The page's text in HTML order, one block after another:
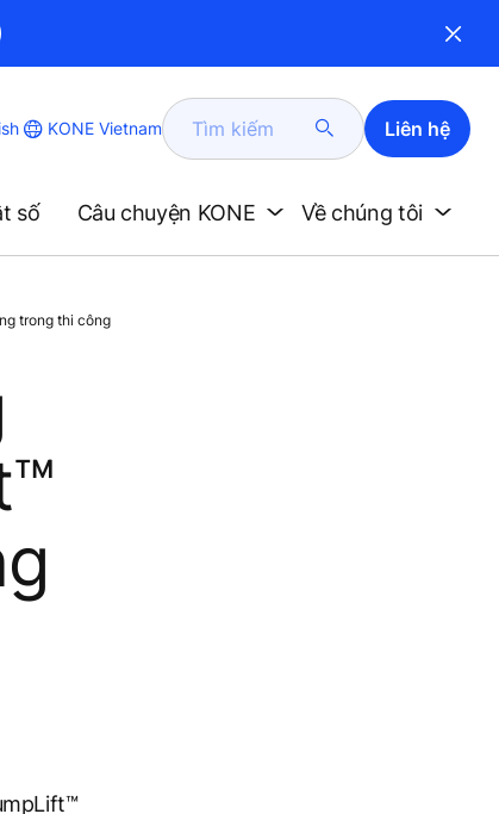
KONE Vietnam
Tìm
kiếm
Liên hệ
số Câu chuyện KONE Về chúng tôi
trong thi công